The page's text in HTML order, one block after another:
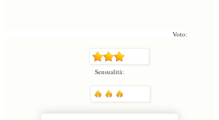
Voto:
Sensualità: